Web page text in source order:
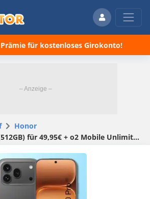
Prämie für kostenloses Girokonto!
Honor
+ o2 Mobile Unlimited M für 29,99€ mtl. (o2 Mobile Unlimited M)